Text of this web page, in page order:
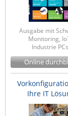
Ausgabe mit
Monitoring,
Industrie
Online
Ihre IT